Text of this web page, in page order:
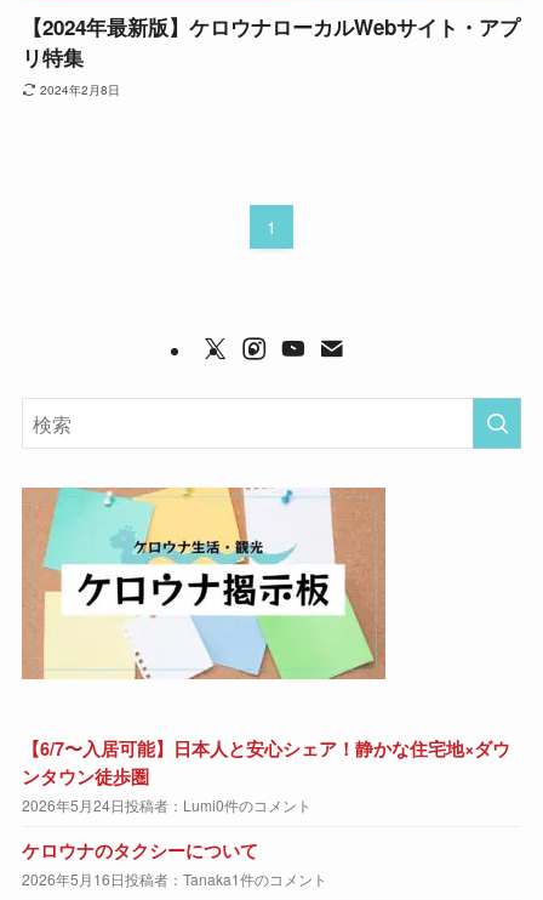
【2024年最新版】ケロウナローカルWebサイト・アプ
リ特集
2024年2月8日
1
【6/7〜入居可能】日本人と安心シェア！静かな住宅地×ダウ
ンタウン徒歩圏
2026年5月24日投稿者：Lumi0件のコメント
ケロウナのタクシーについて
2026年5月16日投稿者：Tanaka1件のコメント